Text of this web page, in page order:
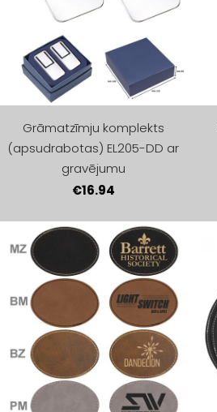
Grāmatzīmju komplekts
(apsudrabotas) EL205-DD ar
gravējumu
€16.94